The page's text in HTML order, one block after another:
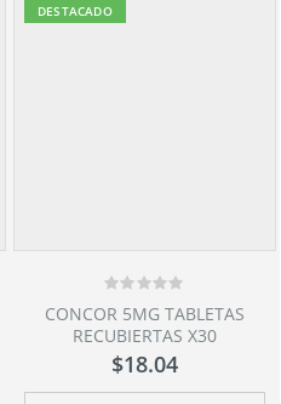
DESTACADO
0
out
of
CONCOR 5MG TABLETAS
RECUBIERTAS X30
$18.04
5
$0.25
NEUROGEN
AMPOLLAS X10
3ML C/U